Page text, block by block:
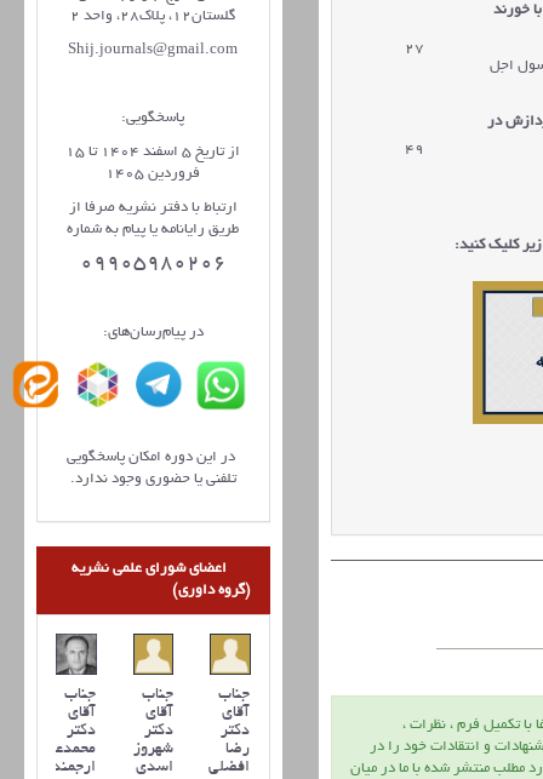
خورند
27
اجل
در
49
کلیک کنید:
با تكميل فرم ، نظرات ،
و انتقادات خود را در
مطلب منتشر شده با ما در ميان
گلستان12، پلاک28، واحد 2
Shij.journals@gmail.com
پاسخگویی:
از تاریخ 5 اسفند 1404 تا 15
فروردین 1405
ارتباط با دفتر نشریه صرفا از
طریق رایانامه یا پیام به شماره
09905980206
در پیام‌رسان‌های:
در این دوره امکان پاسخگویی
تلفنی یا حضوری وجود ندارد.
اعضای شورای علمی نشریه
(گروه داوری)
جناب
آقای
دکتر
محمدعلی
ارجمند
جناب
آقای
دکتر
شهروز
اسدی
جناب
آقای
دکتر
رضا
افضلي